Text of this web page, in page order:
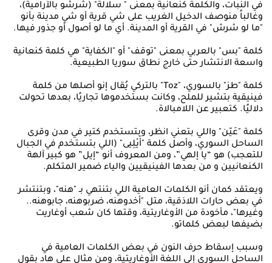
في النبات، والكلمة كنعانية بمعنى " سلالة" (شرشو بالآرامية)،
وغالباً منوصف الدخيل الغريب على شي قرية أو شي مدينة بأنو
"ما لو شرش" في القرية أو المدينة. أي ما لو أصول أو جذور فيها.
كلمة "بس" بالعربي بمعنى "توقف" أو "الكفاية" هي كلمة كنعانية
واسعة الانتشار حتى خارج نطاق سوريا الطبيعية.
كلمة "طز" بالسوري، "Toz" بالتركي يُقال إنو أصلها من كلمة
فينيقية بتشير للملح، وكانت بستخدموها تجاريًا، بعدها تحولت
دلاليًا. كتعبير عن اللامبالاة.
كلمة "عَيّن" واللي بتعني انظر، وبتستخدم كتير في مدن وقرى
الساحل السوري، وأصل كلمة "أَيْلِيى" (اللي بتستخدم في الجبال
للتعجب) هو “يا إلهي”، ومن المعروف أنو “إيل” هو كبير آلهة
الكنعانيين و من بعدها الفينيقيين والياء ضمير المتكلم.
ويعتقد كمان أنو الكلمات العامية اللي بتنتهي بـ "هنه"، وبتنتشر
في بعض حارات اللاذقية، متل "أخدوهنه، ضربوهنه، جابوهنه..
وغيرها"، مأخودة من الأوغاريتية، وقتها كان شعب أوغاريت
بضيفها لبعض كلماتو.
وسبب إسقاط حرف النون في بعض الكلمات العامية في
الساحل السوري إلى اللغة الأوغاريتية، ومن مثال على هاد بقول